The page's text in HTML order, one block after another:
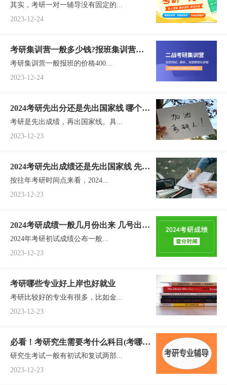
(考研1对1辅导多少钱)
其实，考研一对一辅导没有固定的...
2023-12-24
考研集训营一般多少钱?报班集训营各
版型价格一览
考研集训营一般报班的价格400...
2023-12-24
2024考研先出分还是先出国家线 哪个先
出
考研是先出成绩，再出国家线。具...
2023-12-23
2024考研先出成绩还是先出国家线 先出
哪个
按往年考研时间点来看，2024...
2023-12-23
2024考研成绩一般几月份出来 几号出成
绩(附各省查询入口网址)
2024年考研初试成绩公布一般...
2023-12-23
考研哪些专业好上岸也好就业
考研比较好的专业有很多，比如金...
2023-12-23
必看！考研究生需要考什么科目(考哪些
科目)
研究生考试一般有初试和复试两部...
2023-12-23